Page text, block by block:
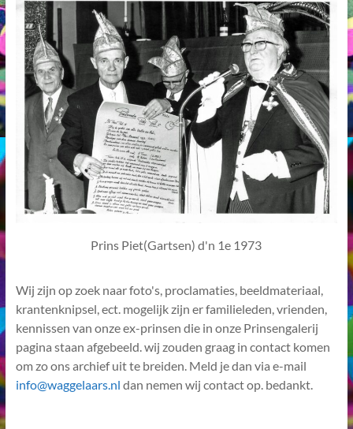
Prins Piet(Gartsen) d'n 1e 1973
Wij zijn op zoek naar foto's, proclamaties, beeldmateriaal,
krantenknipsel, ect. mogelijk zijn er familieleden, vrienden,
kennissen van onze ex-prinsen die in onze Prinsengalerij
pagina staan afgebeeld. wij zouden graag in contact komen
om zo ons archief uit te breiden. Meld je dan via e-mail
info@waggelaars.nl dan nemen wij contact op. bedankt.